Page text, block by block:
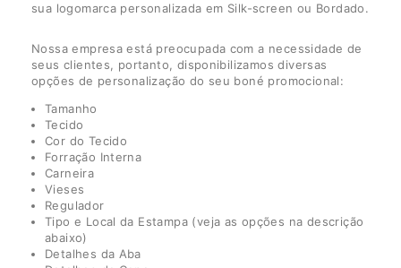
sua logomarca personalizada em Silk-screen ou Bordado.
Nossa empresa está preocupada com a necessidade de
seus clientes, portanto, disponibilizamos diversas
opções de personalização do seu boné promocional:
Tamanho
Tecido
Cor do Tecido
Forração Interna
Carneira
Vieses
Regulador
Tipo e Local da Estampa (veja as opções na descrição
abaixo)
Detalhes da Aba